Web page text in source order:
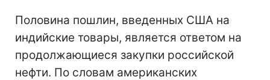
Половина пошлин, введенных США на
индийские товары, является ответом на
продолжающиеся закупки российской
нефти. По словам американских